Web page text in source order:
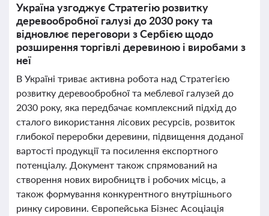
Україна узгоджує Стратегію розвитку
деревообробної галузі до 2030 року та
відновлює переговори з Сербією щодо
розширення торгівлі деревиною і виробами з
неї
В Україні триває активна робота над Стратегією
розвитку деревообробної та меблевої галузей до
2030 року, яка передбачає комплексний підхід до
сталого використання лісових ресурсів, розвиток
глибокої переробки деревини, підвищення доданої
вартості продукції та посилення експортного
потенціалу. Документ також спрямований на
створення нових виробництв і робочих місць, а
також формування конкурентного внутрішнього
ринку сировини. Європейська Бізнес Асоціація